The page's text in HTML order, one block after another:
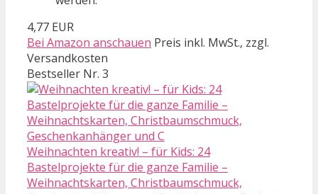
4,77 EUR
Bei Amazon anschauen Preis inkl. MwSt., zzgl.
Versandkosten
Bestseller Nr. 3
Weihnachten kreativ! – für Kids: 24
Bastelprojekte für die ganze Familie –
Weihnachtskarten, Christbaumschmuck,